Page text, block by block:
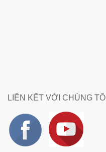
LIÊN KẾT VỚI CHÚNG TÔI